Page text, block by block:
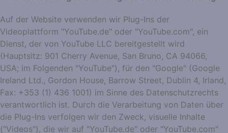
Auf der Website verwenden wir Plug-Ins der
Videoplattform "YouTube.de" oder "YouTube.com", ein
Dienst, der von YouTube LLC bereitgestellt wird
(Hauptsitz: 901 Cherry Avenue, San Bruno, CA 94066,
USA; im Folgenden "YouTube"), für den "Google" (Google
Ireland Ltd., Gordon House, Barrow Street, Dublin 4, Irland,
Fax: +353 (1) 436 1001) im Sinne des Datenschutzrechts
verantwortlich ist. Durch die Verarbeitung von Daten über
die Plug-Ins verfolgen wir den Zweck, visuelle Inhalte
("Videos"), die wir auf "YouTube.de" oder "YouTube.com"